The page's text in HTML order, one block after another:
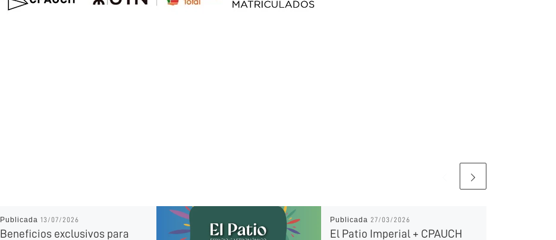
Publicada 13/07/2026
Beneficios exclusivos para
Publicada 27/03/2026
El Patio Imperial + CPAUCH